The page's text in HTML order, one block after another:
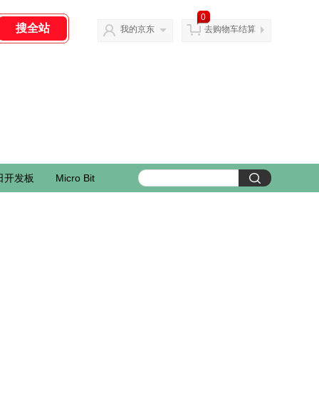
我的京东
0
去购物车结算
开发板 Micro Bit